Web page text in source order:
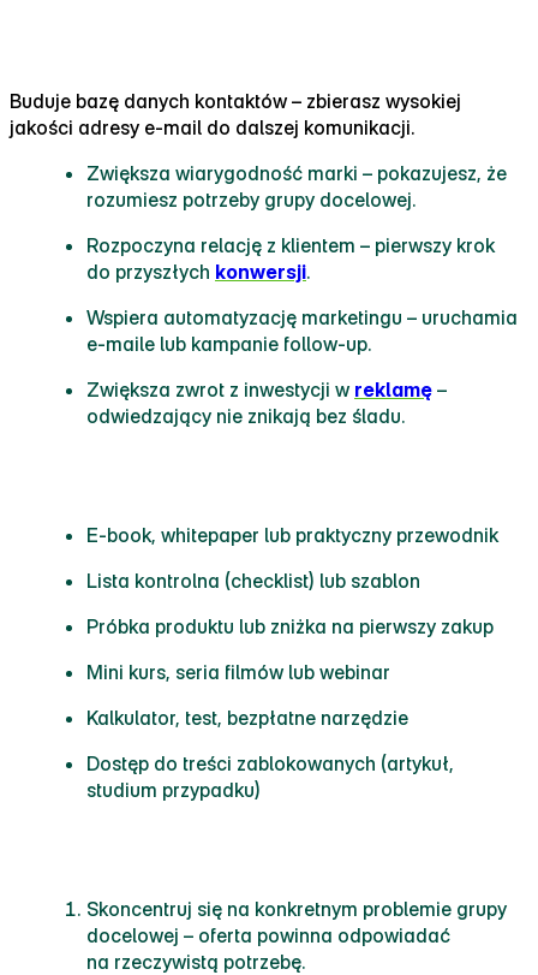
Buduje bazę danych kontaktów – zbierasz wysokiej
jakości adresy e‑mail do dalszej komunikacji.
Zwiększa wiarygodność marki – pokazujesz, że
rozumiesz potrzeby grupy docelowej.
Rozpoczyna relację z klientem – pierwszy krok
do przyszłych konwersji.
Wspiera automatyzację marketingu – uruchamia
e‑maile lub kampanie follow‑up.
Zwiększa zwrot z inwestycji w reklamę –
odwiedzający nie znikają bez śladu.
E‑book, whitepaper lub praktyczny przewodnik
Lista kontrolna (checklist) lub szablon
Próbka produktu lub zniżka na pierwszy zakup
Mini kurs, seria filmów lub webinar
Kalkulator, test, bezpłatne narzędzie
Dostęp do treści zablokowanych (artykuł,
studium przypadku)
Skoncentruj się na konkretnym problemie grupy
docelowej – oferta powinna odpowiadać
na rzeczywistą potrzebę.